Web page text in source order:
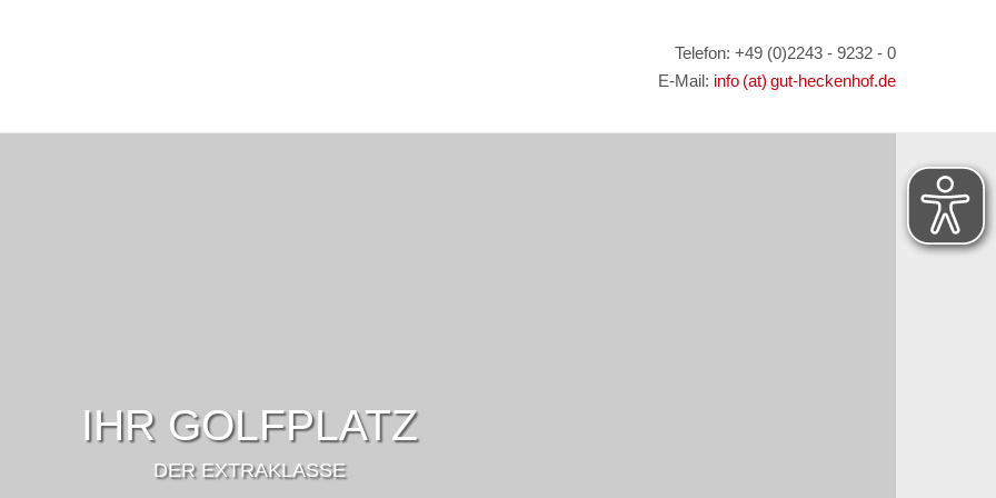
Telefon: +49 (0)2243 - 9232 - 0
E-Mail: info (at) gut-heckenhof.de
IHR GOLFPLATZ
DER EXTRAKLASSE